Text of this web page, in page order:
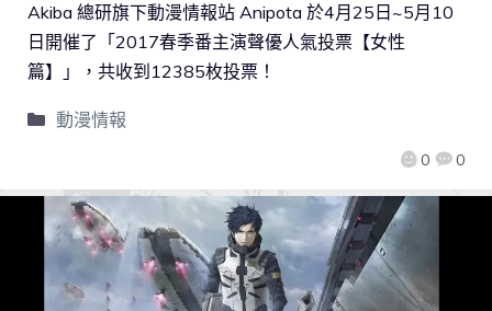
0 0
Akiba 總研旗下動漫情報站 Anipota 於4月25日~5月10
日開催了「2017春季番主演聲優人氣投票【女性
篇】」，共收到12385枚投票！
動漫情報